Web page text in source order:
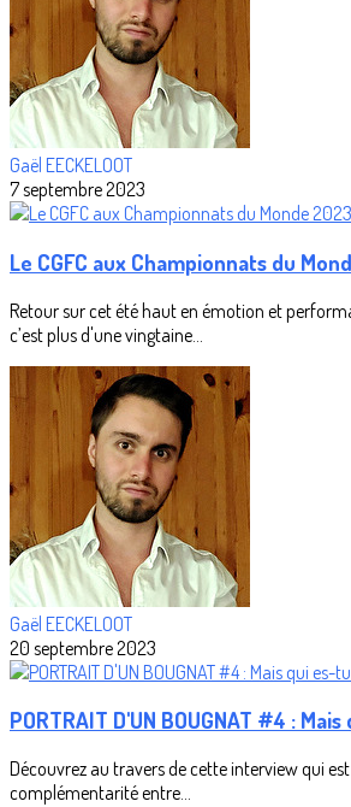
Gaël EECKELOOT
7 septembre 2023
Le CGFC aux Championnats du
Retour sur cet été haut en émotion et
c’est plus d'une vingtaine...
Gaël EECKELOOT
20 septembre 2023
PORTRAIT D'UN BOUGNAT #4 :
Découvrez au travers de cette interview qui
complémentarité entre...